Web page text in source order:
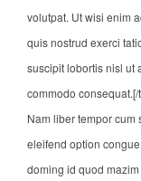
volutpat. Ut wisi enim
quis nostrud exerci
suscipit lobortis nisl ut
commodo consequat.[/
Nam liber tempor cum
eleifend option
doming id quod